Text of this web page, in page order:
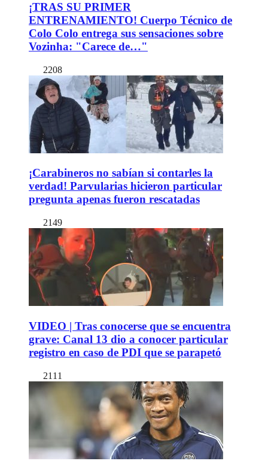
¡TRAS SU PRIMER
ENTRENAMIENTO! Cuerpo Técnico de
Colo Colo entrega sus sensaciones sobre
Vozinha: "Carece de…"
2208
¡Carabineros no sabían si contarles la
verdad! Parvularias hicieron particular
pregunta apenas fueron rescatadas
2149
VIDEO | Tras conocerse que se encuentra
grave: Canal 13 dio a conocer particular
registro en caso de PDI que se parapetó
2111